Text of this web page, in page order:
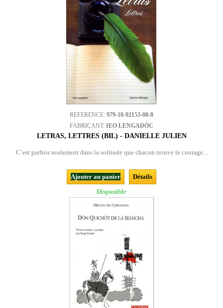
REFERENCE: 979-10-92153-08-8
FABRICANT: IEO LENGADÒC
LETRAS, LETTRES (BIL) - DANIELLE JULIEN
C’est parfois seulement dans la solitude que chacun trouve le courage...
Ajouter au panier
Détails
Disponible